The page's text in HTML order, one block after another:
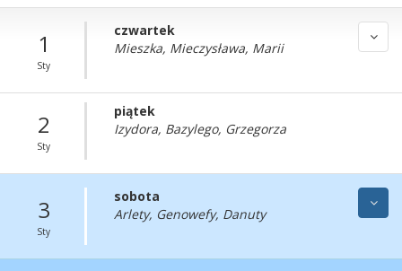
1
Sty
czwartek
Mieszka, Mieczysława, Marii
2
Sty
piątek
Izydora, Bazylego, Grzegorza
3
Sty
sobota
Arlety, Genowefy, Danuty